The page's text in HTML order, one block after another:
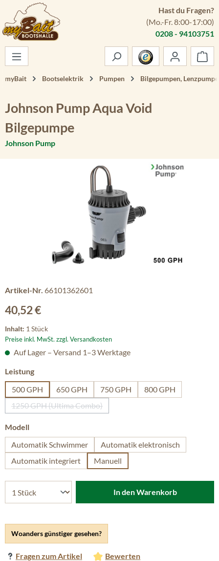
Zum Hauptinhalt springen
Hast du Fragen?
(Mo.-Fr. 8:00-17:00)
0208 - 94103751
myBait Bootselektrik Pumpen Bilgepumpen,
Johnson Pump Aqua Void
Bilgepumpe
Johnson Pump
Bildergalerie überspringen
Artikel-Nr. 66101362601
Regulärer Preis:
40,52 €
Inhalt: 1 Stück
Preise inkl. MwSt. zzgl. Versandkosten
Woanders günstiger gesehen?
Fragen zum Artikel Bewerten
Auf Lager – Versand 1–3 Werktage
Leistungauswählen
500 GPH
650 GPH 750 GPH
800 GPH
1250 GPH (Ultima Combo)
(Diese Option ist zurzeit nicht verfügbar.)
Modellauswählen
Automatik Schwimmer
Automatik elektronisch
Automatik integriert
Manuell
In den Warenkorb